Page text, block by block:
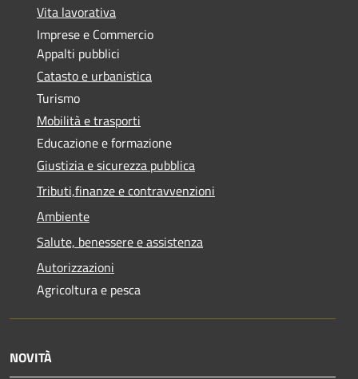
Vita lavorativa
Imprese e Commercio
Appalti pubblici
Catasto e urbanistica
Turismo
Mobilità e trasporti
Educazione e formazione
Giustizia e sicurezza pubblica
Tributi,finanze e contravvenzioni
Ambiente
Salute, benessere e assistenza
Autorizzazioni
Agricoltura e pesca
NOVITÀ